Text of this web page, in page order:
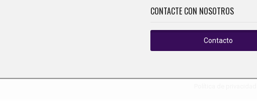
CONTACTE CON NOSOTROS
Contacto